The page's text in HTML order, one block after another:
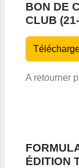
BON DE
CLUB
A retourner
ÉDITION